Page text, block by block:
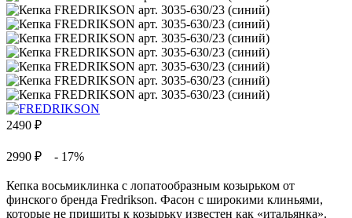
2490 ₽
2990 ₽ - 17%
Кепка восьмиклинка с лопатообразным козырьком от
финского бренда Fredrikson. Фасон с широкими клиньями,
которые не пришиты к козырьку известен как «итальянка».